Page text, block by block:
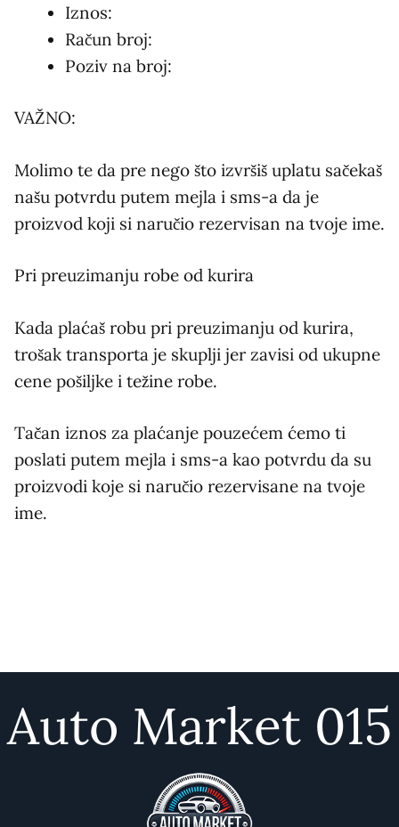
Iznos:
Račun broj:
Poziv na broj:
VAŽNO:
Molimo te da pre nego što izvršiš uplatu sačekaš
našu potvrdu putem mejla i sms-a da je
proizvod koji si naručio rezervisan na tvoje ime.
Pri preuzimanju robe od kurira
Kada plaćaš robu pri preuzimanju od kurira,
trošak transporta je skuplji jer zavisi od ukupne
cene pošiljke i težine robe.
Tačan iznos za plaćanje pouzećem ćemo ti
poslati putem mejla i sms-a kao potvrdu da su
proizvodi koje si naručio rezervisane na tvoje
ime.
Auto Market 015